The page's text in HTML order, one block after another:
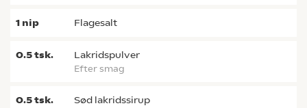
1 nip flagesalt
0.5tsk. lakridspulver
Efter smag
0.5tsk. sød lakridssirup